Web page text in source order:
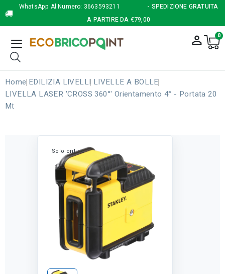
WhatsApp Al Numero: 3663593211
- SPEDIZIONE GRATUITA
A PARTIRE DA €79,00
person_outline 0
Home EDILIZIA LIVELLI LIVELLE A BOLLE
LIVELLA LASER 'CROSS 360°' Orientamento 4° - Portata 20
Mt
Solo online